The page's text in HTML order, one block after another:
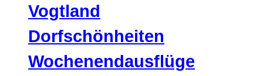
Vogtland
Dorfschönheiten
Wochenendausflüge